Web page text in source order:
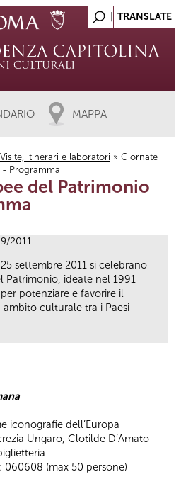
MAPPA
Visite, itinerari e laboratori » Giornate
- Programma
del Patrimonio
2011
settembre 2011 si celebrano
Patrimonio, ideate nel 1991
potenziare e favorire il
culturale tra i Paesi
iconografie dell’Europa
Ungaro, Clotilde D’Amato
(max 50 persone)